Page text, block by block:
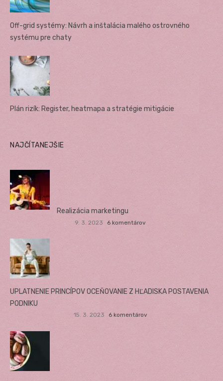
Off-grid systémy: Návrh a inštalácia malého ostrovného
systému pre chaty
Plán rizík: Register, heatmapa a stratégie mitigácie
NAJČÍTANEJŠIE
Realizácia marketingu
9. 3. 2023 6 komentárov
UPLATNENIE PRINCÍPOV OCEŇOVANIE Z HĽADISKA POSTAVENIA
PODNIKU
15. 3. 2023 6 komentárov